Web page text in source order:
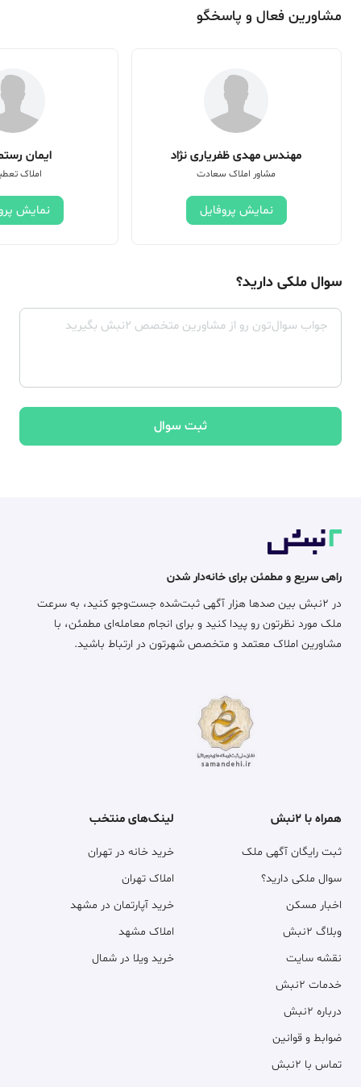
مشاورین فعال و پاسخگو
مهندس مهدی ظفریاری نژاد
مشاور املاک سعادت
نمایش پروفایل
ایمان
املاک
نمایش
سوال ملکی دارید؟
ثبت سوال
راهی سریع و مطمئن برای خانه‌دار شدن
در ۲نبش بین صدها هزار آگهی ثبت‌شده جست‌وجو کنید، به سرعت
ملک مورد نظرتون رو پیدا کنید و برای انجام معامله‌ای مطمئن، با
مشاورین املاک معتمد و متخصص شهرتون در ارتباط باشید.
همراه با ۲نبش
ثبت رایگان آگهی ملک
سوال ملکی دارید؟
اخبار مسکن
وبلاگ ۲نبش
نقشه سایت
خدمات ۲نبش
درباره ۲نبش
ضوابط و قوانین
تماس با ۲نبش
لینک‌های منتخب
خرید خانه در تهران
املاک تهران
خرید آپارتمان در مشهد
املاک مشهد
خرید ویلا در شمال